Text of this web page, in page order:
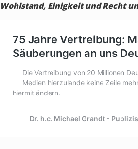
Wohlstand, Einigkeit und Recht